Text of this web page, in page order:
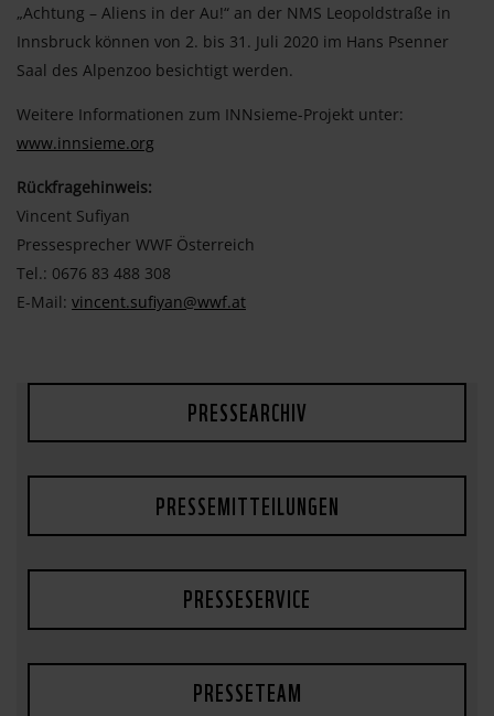
„Achtung – Aliens in der Au!“ an der NMS Leopoldstraße in
Innsbruck können von 2. bis 31. Juli 2020 im Hans Psenner
Saal des Alpenzoo besichtigt werden.
Weitere Informationen zum INNsieme-Projekt unter:
www.innsieme.org
Rückfragehinweis:
Vincent Sufiyan
Pressesprecher WWF Österreich
Tel.: 0676 83 488 308
E-Mail: vincent.sufiyan@wwf.at
PRESSEARCHIV
PRESSEMITTEILUNGEN
PRESSESERVICE
PRESSETEAM